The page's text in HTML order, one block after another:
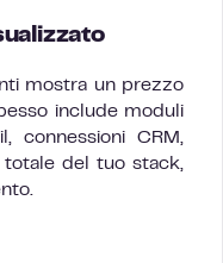
mostra un prezzo
include moduli
connessioni CRM,
totale del tuo stack,